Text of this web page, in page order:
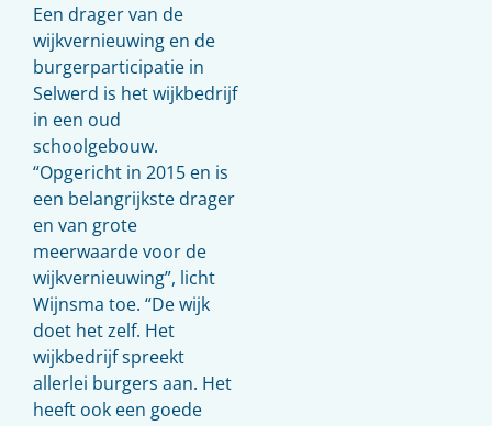
Een drager van de
wijkvernieuwing en de
burgerparticipatie in
Selwerd is het wijkbedrijf
in een oud
schoolgebouw.
“Opgericht in 2015 en is
een belangrijkste drager
en van grote
meerwaarde voor de
wijkvernieuwing”, licht
Wijnsma toe. “De wijk
doet het zelf. Het
wijkbedrijf spreekt
allerlei burgers aan. Het
heeft ook een goede